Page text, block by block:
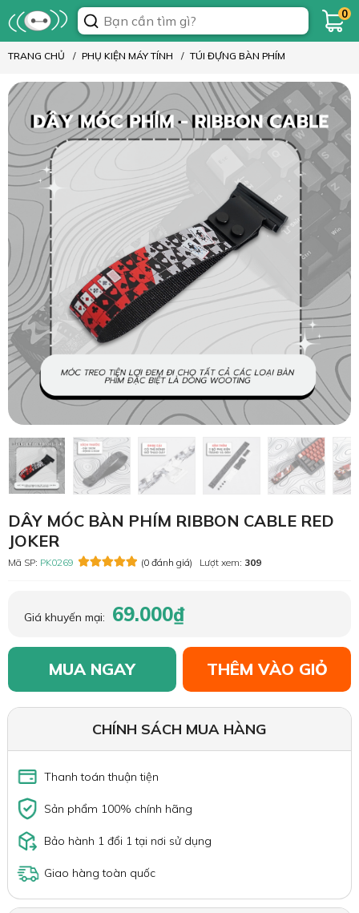
0
TRANG CHỦ PHỤ KIỆN MÁY TÍNH TÚI ĐỰNG BÀN PHÍM
DÂY MÓC BÀN PHÍM RIBBON CABLE RED
JOKER
Mã SP: PK0269 (0 đánh giá) Lượt xem: 309
Giá khuyến mại: 69.000₫
MUA NGAY THÊM VÀO GIỎ
CHÍNH SÁCH MUA HÀNG
Thanh toán thuận tiện
Sản phẩm 100% chính hãng
Bảo hành 1 đổi 1 tại nơi sử dụng
Giao hàng toàn quốc